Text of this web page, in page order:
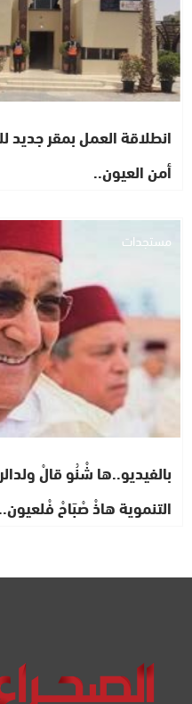
انطلاقة العمل بمقر جديد
أمن العيون..
مستجدات
بالفيديو..ها شْنُو قالْ
التنموية هاذْ صْبَاحْ فْلعيون..